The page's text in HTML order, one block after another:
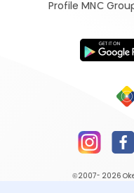
Profile MNC
©2007- 2026